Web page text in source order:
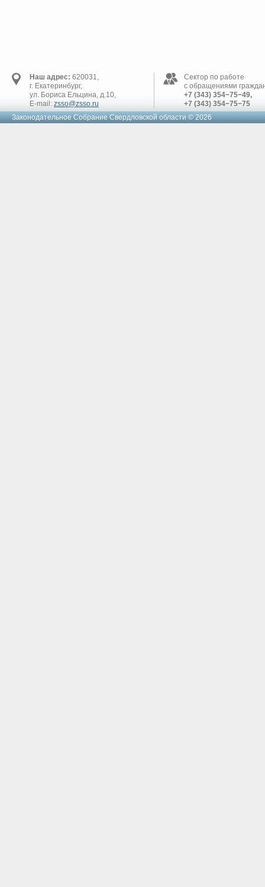
Наш адрес: 620031,
г. Екатеринбург,
ул. Бориса Ельцина, д.10,
E-mail: zsso@zsso.ru
Сектор по работе
с обращениями
+7 (343) 354−75−49,
+7 (343) 354−75−75
Законодательное Cобрание Свердловской области © 2026